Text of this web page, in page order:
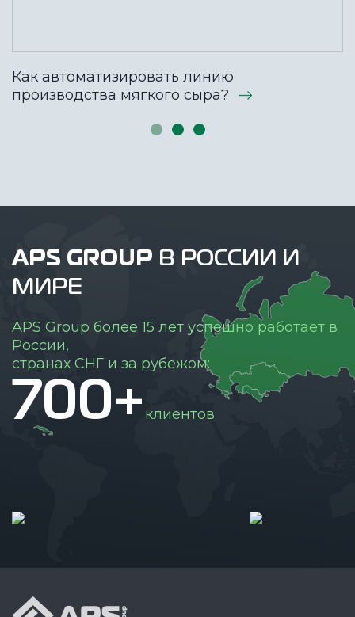
Как автоматизировать линию
производства мягкого сыра?
APS GROUP В РОССИИ И
МИРЕ
APS Group более 15 лет успешно работает в
России,
странах СНГ и за рубежом:
700+ клиентов